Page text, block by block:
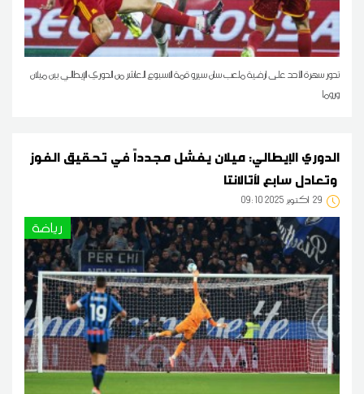
تدور سهرة الأحد على ارضية ملعب سان سيرو قمة الاسبوع العاشر من الدوري الإيطالي بين ميلان
وروما
الدوري الإيطالي: ميلان يفشل مجدداً في تحقيق الفوز
29 09:10 2025 أكتوبر
رياضة